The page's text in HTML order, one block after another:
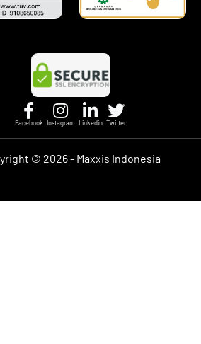
Facebook Instagram Linkedin Twitter
© 2026 - Maxxis Indonesia